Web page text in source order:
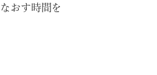
なおす時間を